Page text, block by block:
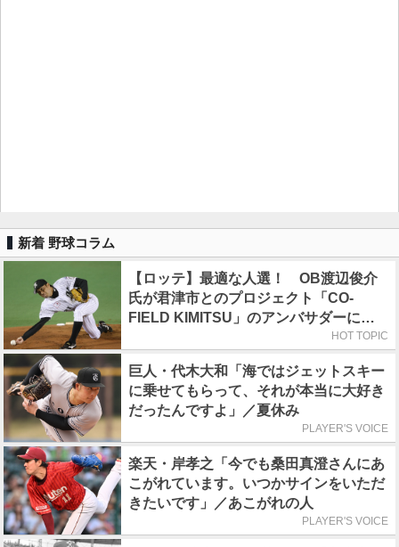
新着 野球コラム
【ロッテ】最適な人選！ OB渡辺俊介
氏が君津市とのプロジェクト「CO-
FIELD KIMITSU」のアンバサダーに就
HOT TOPIC
巨人・代木大和「海ではジェットスキー
に乗せてもらって、それが本当に大好き
だったんですよ」／夏休み
PLAYER'S VOICE
楽天・岸孝之「今でも桑田真澄さんにあ
こがれています。いつかサインをいただ
きたいです」／あこがれの人
PLAYER'S VOICE